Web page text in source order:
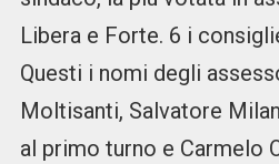
Libera e Forte. 6 i
Questi i nomi degli
Moltisanti, Salvatore
al primo turno e Carmelo